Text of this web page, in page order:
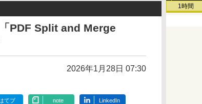
1時間
PDF Split and Merge
2026年1月28日 07:30
てブ note LinkedIn